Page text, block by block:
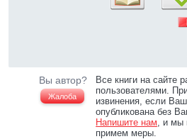
Вы автор?
Жалоба
Все книги на сайте
пользователями.
извинения, если
опубликована без
Напишите нам, и мы
примем меры.